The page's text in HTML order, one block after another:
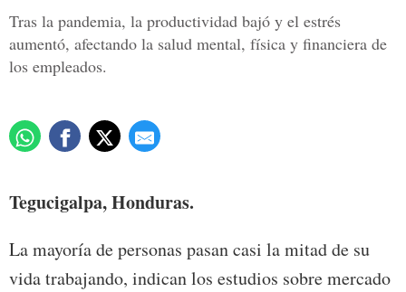
Tras la pandemia, la productividad bajó y el estrés
aumentó, afectando la salud mental, física y financiera de
los empleados.
Tegucigalpa, Honduras.
La mayoría de personas pasan casi la mitad de su
vida trabajando, indican los estudios sobre mercado